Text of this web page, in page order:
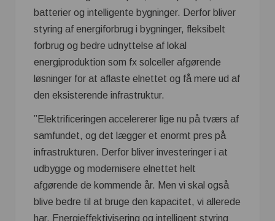
batterier og intelligente bygninger. Derfor bliver
styring af energiforbrug i bygninger, fleksibelt
forbrug og bedre udnyttelse af lokal
energiproduktion som fx solceller afgørende
løsninger for at aflaste elnettet og få mere ud af
den eksisterende infrastruktur.
”Elektrificeringen accelererer lige nu på tværs af
samfundet, og det lægger et enormt pres på
infrastrukturen. Derfor bliver investeringer i at
udbygge og modernisere elnettet helt
afgørende de kommende år. Men vi skal også
blive bedre til at bruge den kapacitet, vi allerede
har. Energieffektivisering og intelligent styring